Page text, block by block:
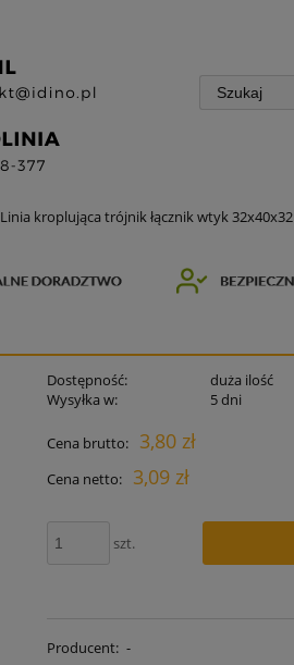
Linia kroplująca trójnik łącznik wtyk 32x40x32
Dostępność:
duża ilość
Wysyłka w:
5 dni
Cena brutto: 3,80 zł
Cena netto: 3,09 zł
szt.
Producent: -